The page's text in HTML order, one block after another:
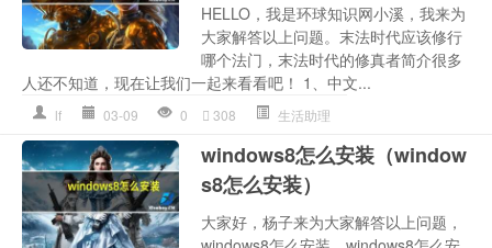
HELLO，我是环球知识网小溪，我来为
大家解答以上问题。末法时代应该修行
哪个法门，末法时代的修真者简介很多
人还不知道，现在让我们一起来看看吧！ 1、中文...
lf 03-09 0 308 生活助理
windows8怎么安装（window
s8怎么安装）
大家好，杨子来为大家解答以上问题，